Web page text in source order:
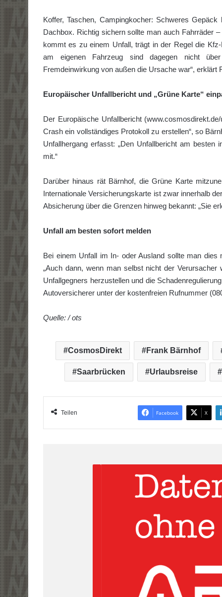
Koffer, Taschen, Campingkocher: Schweres
Dachbox. Richtig sichern sollte man auch Fahrräder
kommt es zu einem Unfall, trägt in der Regel die
am eigenen Fahrzeug sind dagegen nicht
Fremdeinwirkung von außen die Ursache war“, erklärt
Europäischer Unfallbericht und „Grüne Karte“
Der Europäische Unfallbericht
Crash ein vollständiges Protokoll zu erstellen“, so
Unfallhergang erfasst: „Den Unfallbericht am besten
mit.“
Darüber hinaus rät Bärnhof, die Grüne Karte
Internationale Versicherungskarte ist zwar innerhalb
Absicherung über die Grenzen hinweg bekannt: „Sie
Unfall am besten sofort melden
Bei einem Unfall im In- oder Ausland sollte man
„Auch dann, wenn man selbst nicht der
Unfallgegners herzustellen und die
Autoversicherer unter der kostenfreien Rufnummer
Quelle: / ots
CosmosDirekt Frank Bärnhof
Saarbrücken Urlaubsreise
Teilen Facebook X